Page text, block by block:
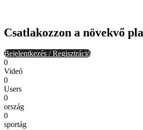
Csatlakozzon a növekvő
Bejelentkezés / Regisztráció
0
Videó
0
Users
0
ország
0
sportág